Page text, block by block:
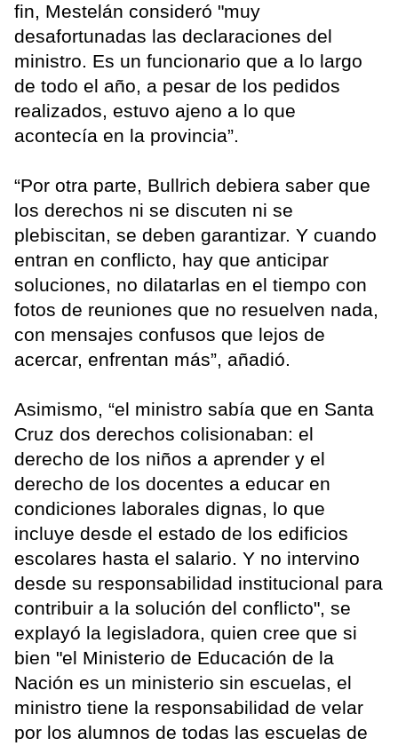
fin, Mestelán consideró "muy
desafortunadas las declaraciones del
ministro. Es un funcionario que a lo largo
de todo el año, a pesar de los pedidos
realizados, estuvo ajeno a lo que
acontecía en la provincia”.
“Por otra parte, Bullrich debiera saber que
los derechos ni se discuten ni se
plebiscitan, se deben garantizar. Y cuando
entran en conflicto, hay que anticipar
soluciones, no dilatarlas en el tiempo con
fotos de reuniones que no resuelven nada,
con mensajes confusos que lejos de
acercar, enfrentan más”, añadió.
Asimismo, “el ministro sabía que en Santa
Cruz dos derechos colisionaban: el
derecho de los niños a aprender y el
derecho de los docentes a educar en
condiciones laborales dignas, lo que
incluye desde el estado de los edificios
escolares hasta el salario. Y no intervino
desde su responsabilidad institucional para
contribuir a la solución del conflicto", se
explayó la legisladora, quien cree que si
bien "el Ministerio de Educación de la
Nación es un ministerio sin escuelas, el
ministro tiene la responsabilidad de velar
por los alumnos de todas las escuelas de